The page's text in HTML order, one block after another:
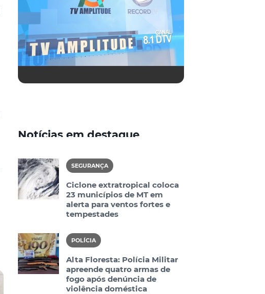
SEGURANÇA
Ciclone extratropical coloca
23 municípios de MT em
alerta para ventos fortes e
tempestades
POLÍCIA
Alta Floresta: Polícia Militar
apreende quatro armas de
fogo após denúncia de
violência doméstica
Notícias em destaque